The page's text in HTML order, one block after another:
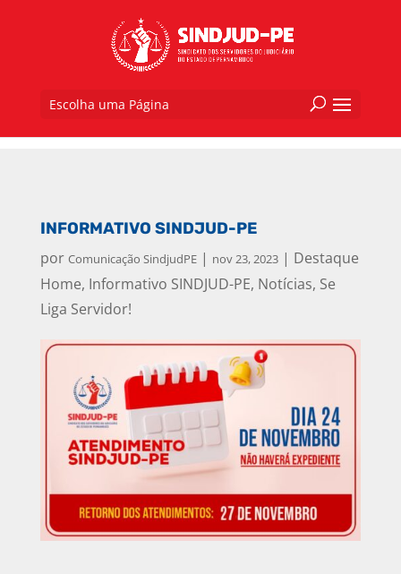
Escolha uma Página
INFORMATIVO SINDJUD-PE
por Comunicação SindjudPE| nov 23, 2023| Destaque
Home, Informativo SINDJUD-PE, Notícias, Se
Liga Servidor!